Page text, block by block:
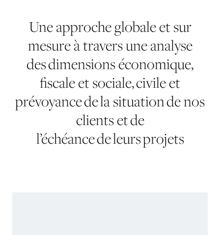
Une approche globale et sur
mesure à travers une analyse
des dimensions économique,
fiscale et sociale, civile et
prévoyance de la situation de nos
clients et de
l’échéance de leurs projets